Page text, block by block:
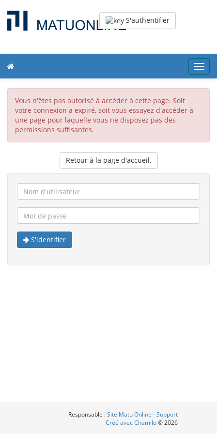
S'authentifier
Vous n'êtes pas autorisé à accéder à cette page. Soit
votre connexion a expiré, soit vous essayez d'accéder à
une page pour laquelle vous ne disposez pas des
permissions suffisantes.
Retour à la page d'accueil.
S'identifier
Responsable :Site Matu Online - Support
Créé avec Chamilo© 2026